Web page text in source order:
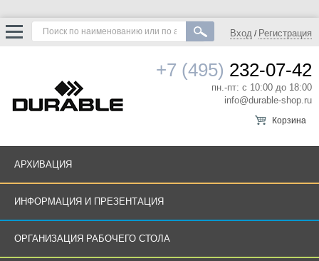
Вход / Регистрация
+7 (495) 232-07-42
пн.-пт: с 10:00 до 18:00
info@durable-shop.ru
Корзина
АРХИВАЦИЯ
ИНФОРМАЦИЯ И ПРЕЗЕНТАЦИЯ
ОРГАНИЗАЦИЯ РАБОЧЕГО СТОЛА